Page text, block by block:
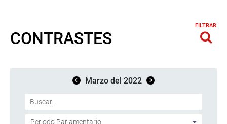
CONTRASTES
FILTRAR
Marzo del 2022